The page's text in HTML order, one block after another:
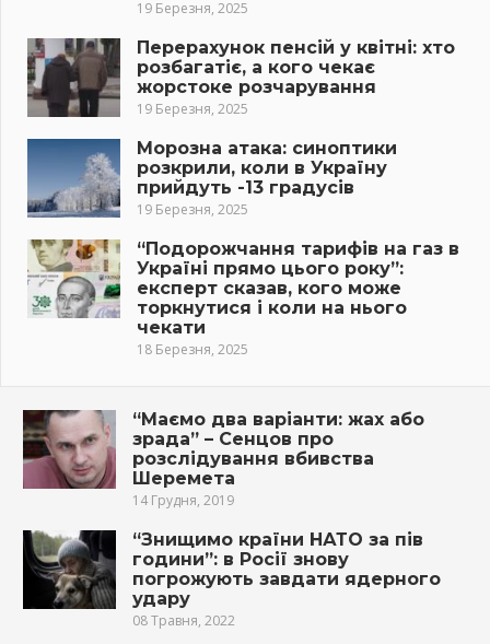
19 Березня, 2025
Перерахунок пенсій у квітні: хто
розбагатіє, а кого чекає
жорстоке розчарування
19 Березня, 2025
Морозна атака: синоптики
розкрили, коли в Україну
прийдуть -13 градусів
19 Березня, 2025
“Подорожчання тарифів на газ в
Україні прямо цього року”:
експерт сказав, кого може
торкнутися і коли на нього
чекати
18 Березня, 2025
“Маємо два варіанти: жах або
зрада” – Сенцов про
розслідування вбивства
Шеремета
14 Грудня, 2019
“Знищимо країни НАТО за пів
години”: в Росії знову
погрожують завдати ядерного
удару
08 Травня, 2022